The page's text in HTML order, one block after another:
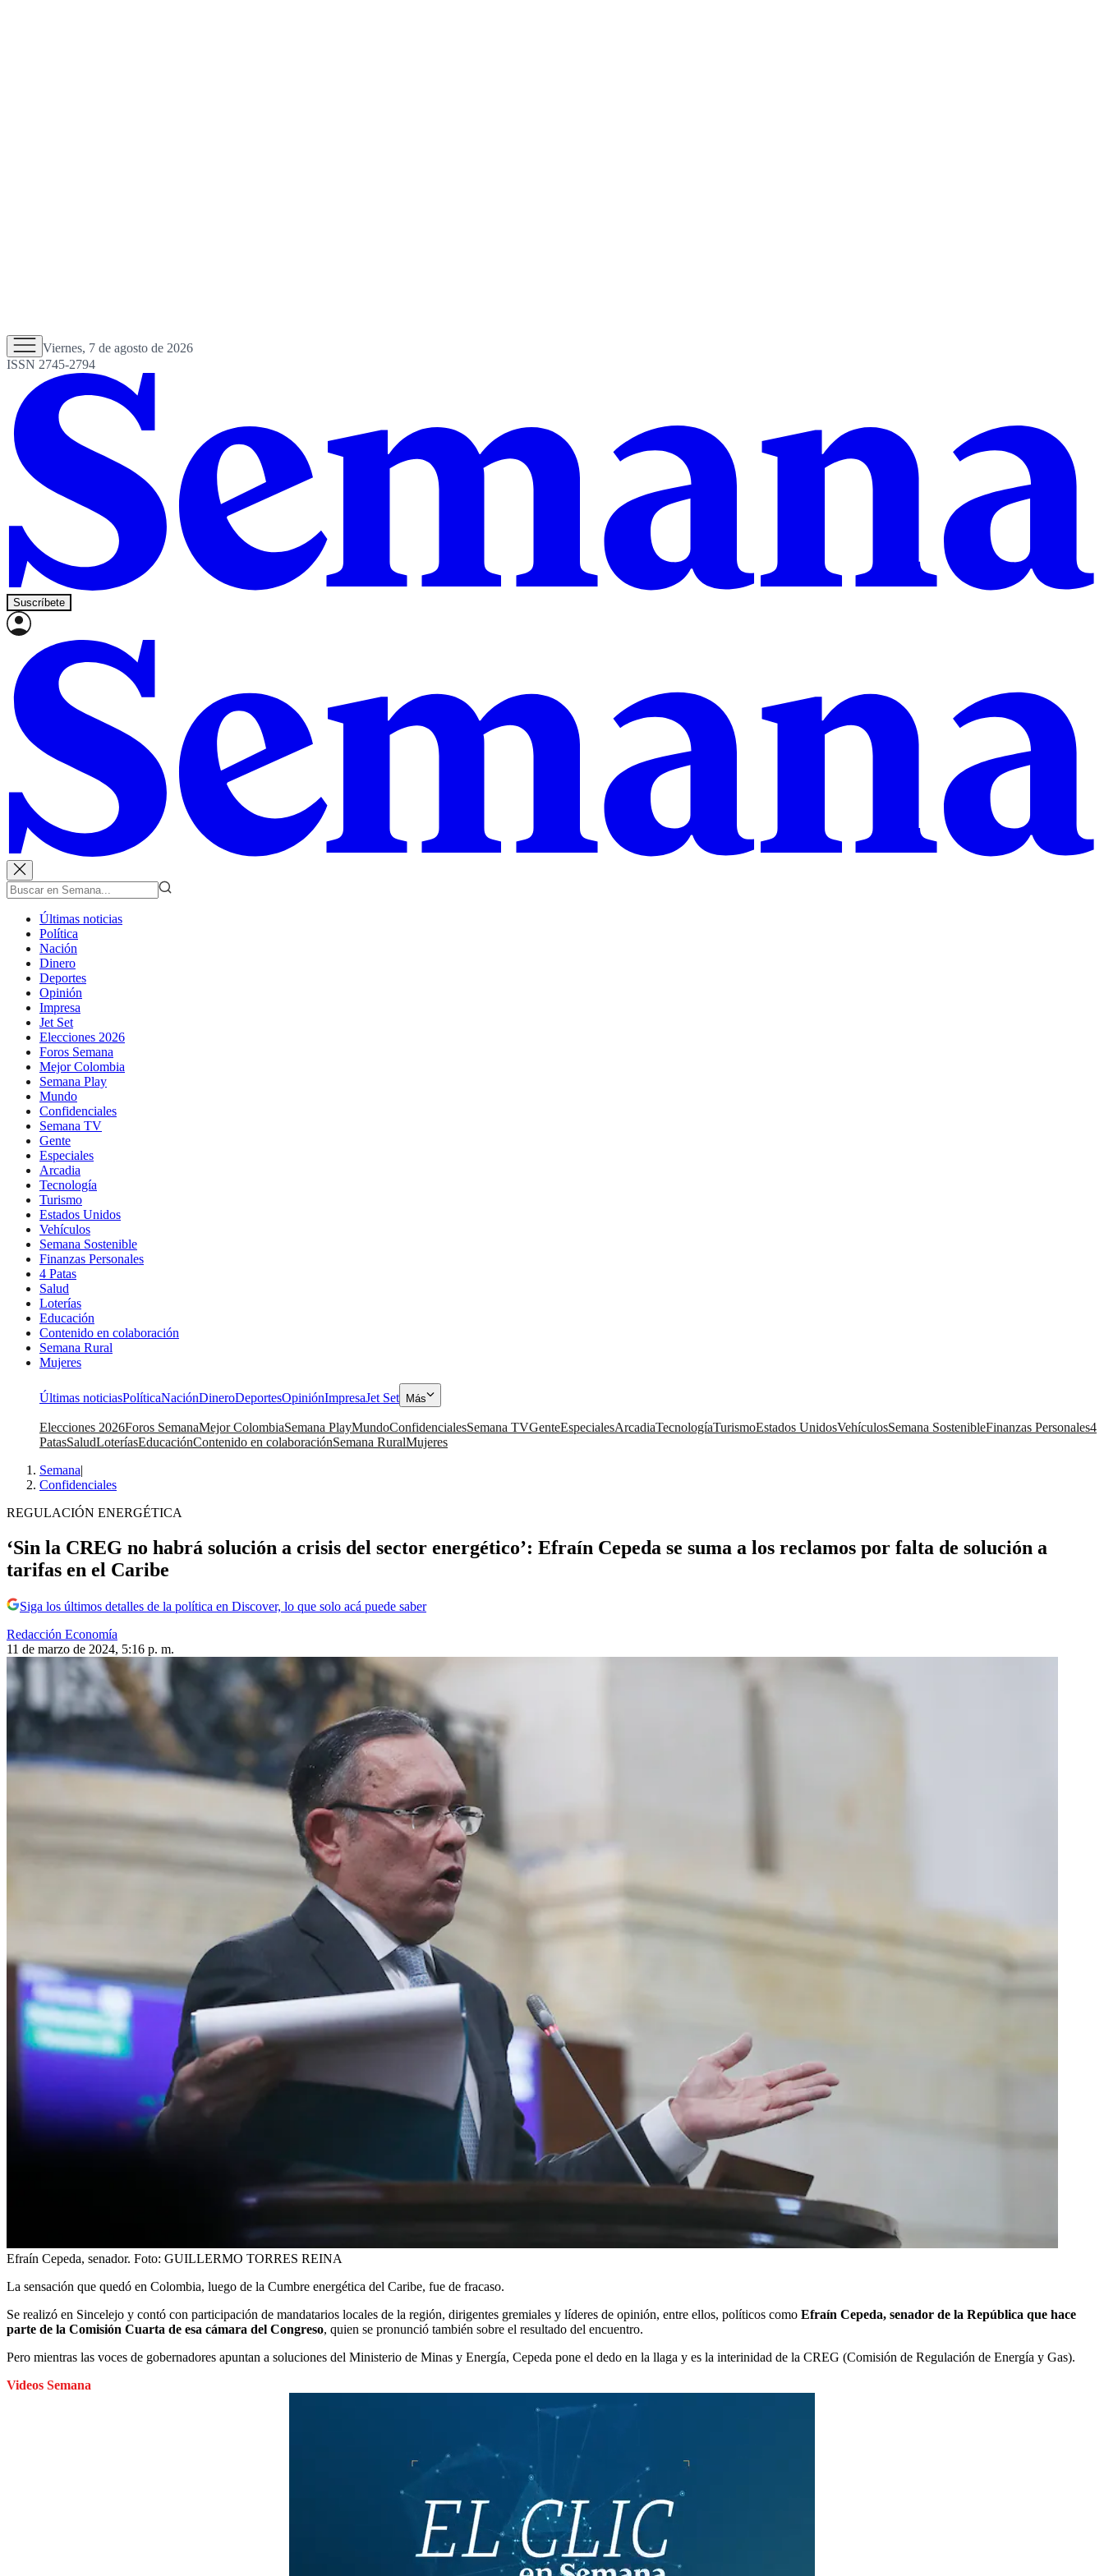
Viernes, 7 de agosto de 2026
ISSN 2745-2794
Suscríbete
Últimas noticias
Política
Nación
Dinero
Deportes
Opinión
Impresa
Jet Set
Elecciones 2026
Foros Semana
Mejor Colombia
Semana Play
Mundo
Confidenciales
Semana TV
Gente
Especiales
Arcadia
Tecnología
Turismo
Estados Unidos
Vehículos
Semana Sostenible
Finanzas Personales
4 Patas
Salud
Loterías
Educación
Contenido en colaboración
Semana Rural
Mujeres
Últimas noticiasPolíticaNaciónDineroDeportesOpiniónImpresaJet Set Más
Elecciones 2026Foros SemanaMejor ColombiaSemana PlayMundoConfidencialesSemana TVGenteEspecialesArcadiaTecnologíaTurismoEstados UnidosVehículosSemana SostenibleFinanzas Personales4
PatasSaludLoteríasEducaciónContenido en colaboraciónSemana RuralMujeres
Semana|
Confidenciales
REGULACIÓN ENERGÉTICA
‘Sin la CREG no habrá solución a crisis del sector energético’: Efraín Cepeda se suma a los reclamos por falta de solución a
tarifas en el Caribe
Siga los últimos detalles de la política en Discover, lo que solo acá puede saber
Redacción Economía
11 de marzo de 2024, 5:16 p. m.
Efraín Cepeda, senador. Foto: GUILLERMO TORRES REINA
La sensación que quedó en Colombia, luego de la Cumbre energética del Caribe, fue de fracaso.
Se realizó en Sincelejo y contó con participación de mandatarios locales de la región, dirigentes gremiales y líderes de opinión, entre ellos, políticos como Efraín Cepeda, senador de la República que hace
parte de la Comisión Cuarta de esa cámara del Congreso, quien se pronunció también sobre el resultado del encuentro.
Pero mientras las voces de gobernadores apuntan a soluciones del Ministerio de Minas y Energía, Cepeda pone el dedo en la llaga y es la interinidad de la CREG (Comisión de Regulación de Energía y Gas).
Videos Semana